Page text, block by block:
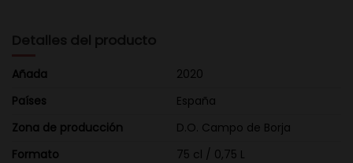
Detalles del producto
Añada
2020
Países
España
Zona de producción
D.O. Campo de Borja
Formato
75 cl / 0,75 L